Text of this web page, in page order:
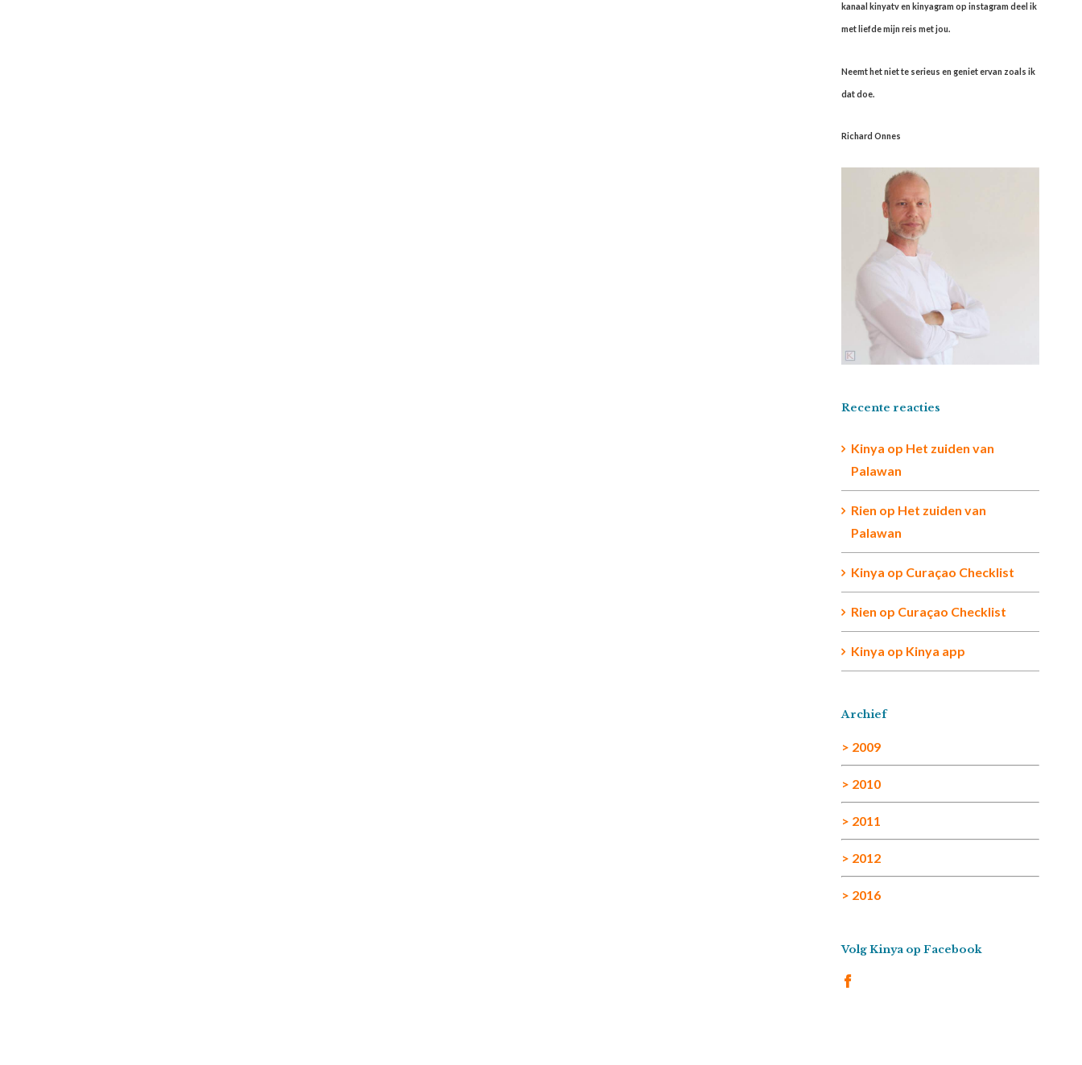
kanaal kinyatv en kinyagram op instagram deel ik
met liefde mijn reis met jou.
Neemt het niet te serieus en geniet ervan zoals ik
dat doe.
Richard Onnes
Recente reacties
Kinya op Het zuiden van
Palawan
Rien op Het zuiden van
Palawan
Kinya op Curaçao Checklist
Rien op Curaçao Checklist
Kinya op Kinya app
Archief
> 2009
> 2010
> 2011
> 2012
> 2016
Volg Kinya op Facebook